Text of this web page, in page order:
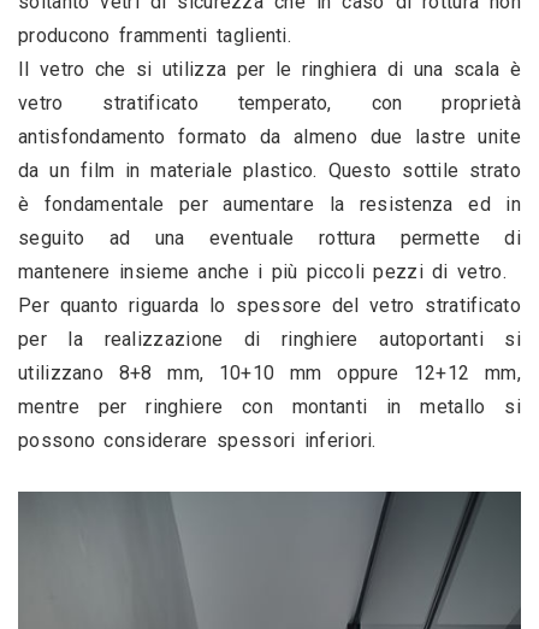
producono frammenti taglienti.
Il vetro che si utilizza per le ringhiera di una scala è
vetro stratificato temperato, con proprietà
antisfondamento formato da almeno due lastre unite
da un film in materiale plastico. Questo sottile strato
è fondamentale per aumentare la resistenza ed in
seguito ad una eventuale rottura permette di
mantenere insieme anche i più piccoli pezzi di vetro.
Per quanto riguarda lo spessore del vetro stratificato
per la realizzazione di ringhiere autoportanti si
utilizzano 8+8 mm, 10+10 mm oppure 12+12 mm,
mentre per ringhiere con montanti in metallo si
possono considerare spessori inferiori.